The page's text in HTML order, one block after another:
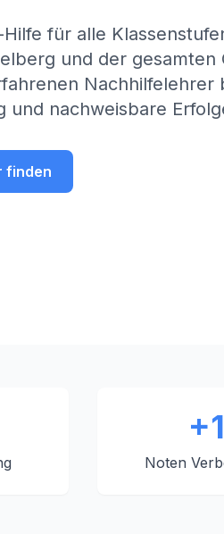
für alle
und der gesamten
Nachhilfelehrer
und nachweisbare
finden
Noten